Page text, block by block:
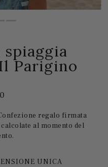
spiaggia
Parigino
regalo firmata
calcolate al momento del
UNICA